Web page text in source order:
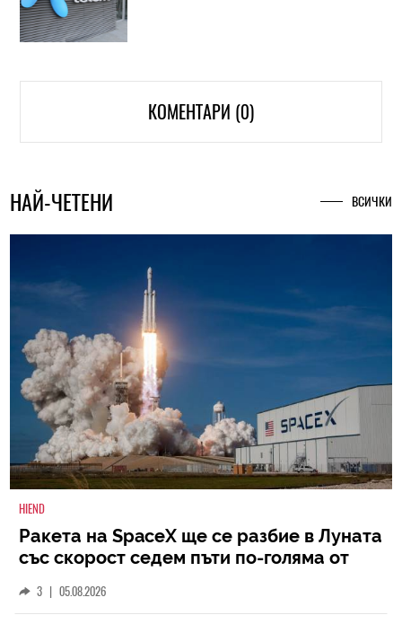
КОМЕНТАРИ (0)
НАЙ-ЧЕТЕНИ ВСИЧКИ
HIEND
Ракета на SpaceX ще се разбие в Луната
със скорост седем пъти по-голяма от
3 | 05.08.2026